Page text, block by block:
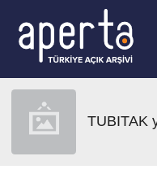
TUBITAK